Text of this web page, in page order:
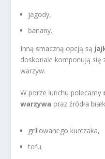
jagody,
banany.
Inną smaczną opcją są
doskonale komponują się
warzyw.
W porze lunchu polecamy
warzywa oraz źródła
grillowanego kurczaka,
tofu.